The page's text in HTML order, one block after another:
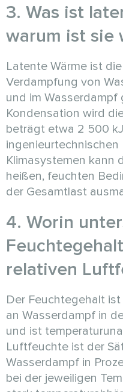
3. Was ist
warum ist sie
Latente Wärme ist
Verdampfung von
und im Wasserdampf
Kondensation wird
beträgt etwa 2 500
Klimasystemen kann
heißen, feuchten
der Gesamtlast
4. Worin
relativen
Der Feuchtegehalt
an Wasserdampf in
und ist
Luftfeuchte ist der
Wasserdampf in
bei der jeweiligen